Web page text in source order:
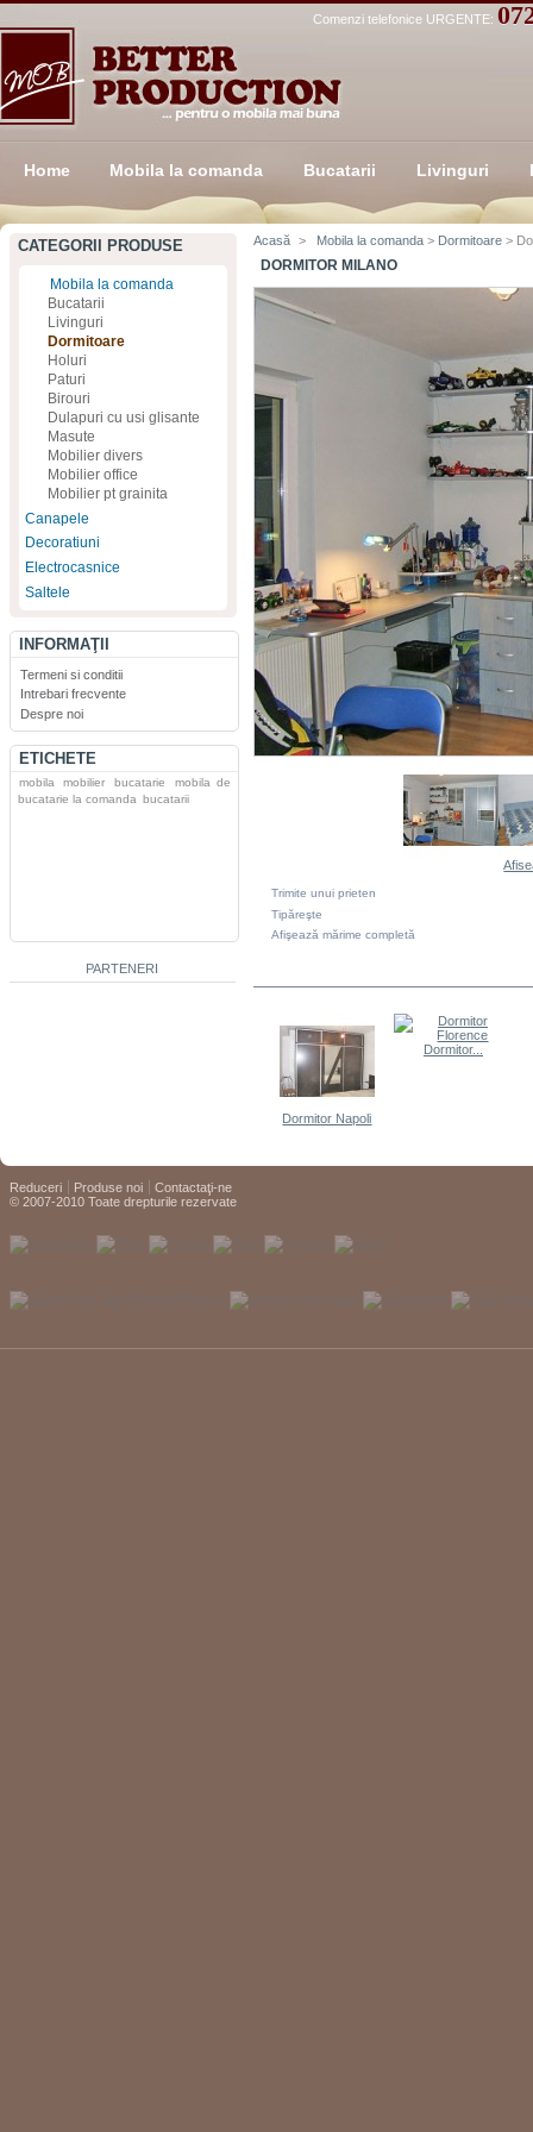
Comenzi telefonice URGENTE:
Home Mobila la comanda Bucatarii Livinguri
CATEGORII PRODUSE
Mobila la comanda
Bucatarii
Livinguri
Dormitoare
Holuri
Paturi
Birouri
Dulapuri cu usi glisante
Masute
Mobilier divers
Mobilier office
Mobilier pt grainita
Canapele
Decoratiuni
Electrocasnice
Saltele
INFORMAŢII
Termeni si conditii
Intrebari frecvente
Despre noi
ETICHETE
mobila mobilier bucatarie
mobila de
bucatarie la comanda bucatarii
PARTENERI
Acasă > Mobila la comanda > Dormitoare >
DORMITOR MILANO
Trimite unui prieten
Tipăreşte
Afişează mărime completă
Dormitor Napoli
Dormitor...
Reduceri Produse noi
Contactaţi-ne
© 2007-2010 Toate drepturile rezervate